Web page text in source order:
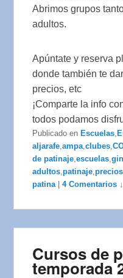
Abrimos grupos
adultos.
Apúntate y reserva
donde también te
precios, etc
¡Comparte la info
todos podamos
Publicado en Escuelas,
aljarafe,ampa,clubes,
de patinaje,escuelas,
adultos,patinaje,precios
patina
|4 Comentarios ↓
Cursos de
temporada